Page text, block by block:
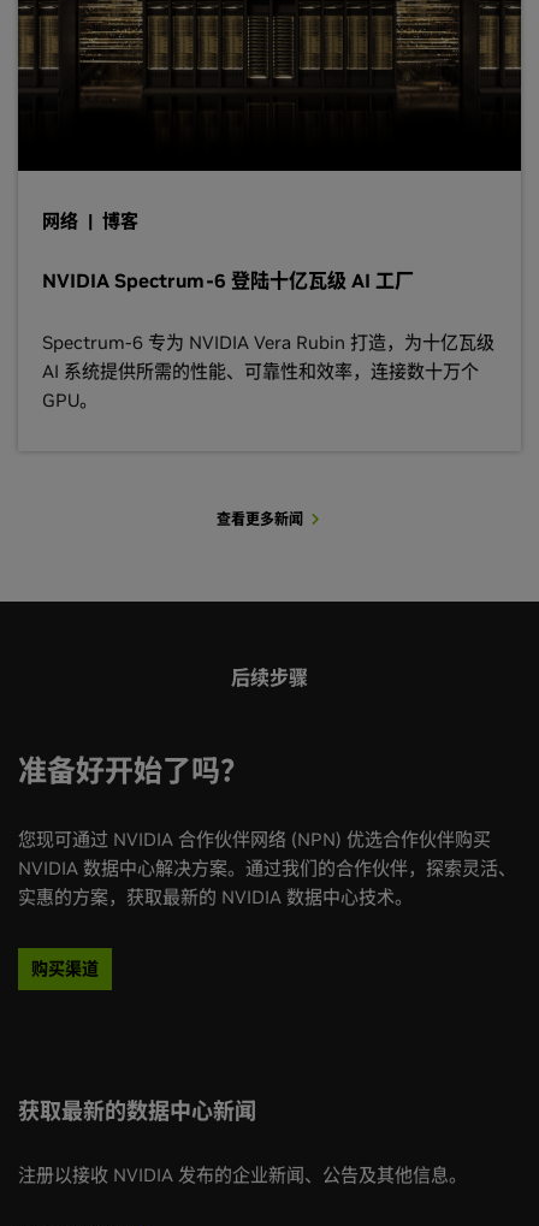
网络 | 博客
NVIDIA Spectrum-6 登陆十亿瓦级 AI 工厂
Spectrum-6 专为 NVIDIA Vera Rubin 打造，为十亿瓦级
AI 系统提供所需的性能、可靠性和效率，连接数十万个
GPU。
查看更多新闻
查看更多用例
查看更多客户案例
后续步骤
准备好开始了吗？
您现可通过 NVIDIA 合作伙伴网络 (NPN) 优选合作伙伴购买
NVIDIA 数据中心解决方案。通过我们的合作伙伴，探索灵活、
实惠的方案，获取最新的 NVIDIA 数据中心技术。
购买渠道
获取最新的数据中心新闻
注册以接收 NVIDIA 发布的企业新闻、公告及其他信息。